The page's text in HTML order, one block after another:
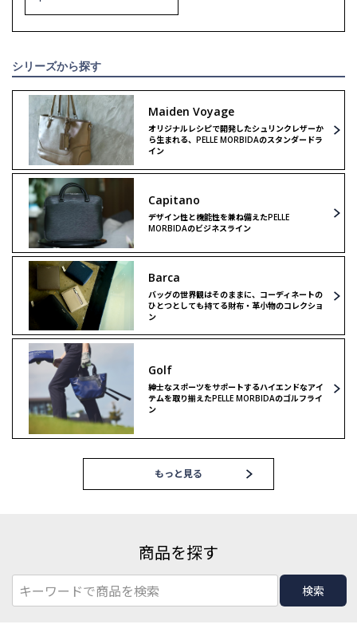
シリーズから探す
Maiden Voyage
オリジナルレシピで開発したシュリンクレザーか
ら生まれる、PELLE MORBIDAのスタンダードラ
イン
Capitano
デザイン性と機能性を兼ね備えたPELLE
MORBIDAのビジネスライン
Barca
バッグの世界観はそのままに、コーディネートの
ひとつとしても持てる財布・革小物のコレクショ
ン
Golf
紳士なスポーツをサポートするハイエンドなアイ
テムを取り揃えたPELLE MORBIDAのゴルフライ
ン
もっと見る
商品を探す
検索